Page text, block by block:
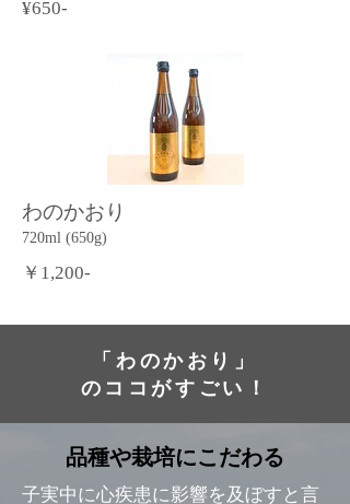
¥650-
わのかおり
720ml (650g)
￥1,200-
「わのかおり」
のココがすごい！
品種や栽培にこだわる
子実中に心疾患に影響を及ぼすと言